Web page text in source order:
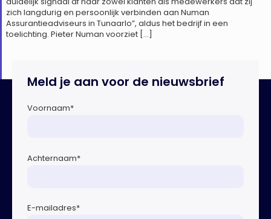
zich langdurig en persoonlijk verbinden aan Numan
Assurantieadviseurs in Tunaarlo”, aldus het bedrijf in een
toelichting. Pieter Numan voorziet […]
Meld je aan voor de nieuwsbrief
Voornaam*
Achternaam*
E-mailadres*